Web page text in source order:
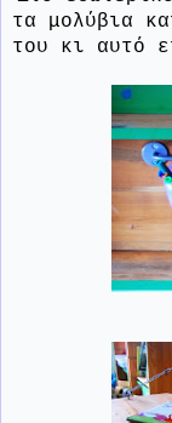
τα μολύβια
του κι αυτό